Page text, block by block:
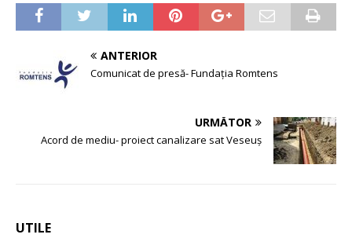
ANTERIOR
Comunicat de presă- Fundația Romtens
URMĂTOR
Acord de mediu- proiect canalizare sat Veseuș
UTILE